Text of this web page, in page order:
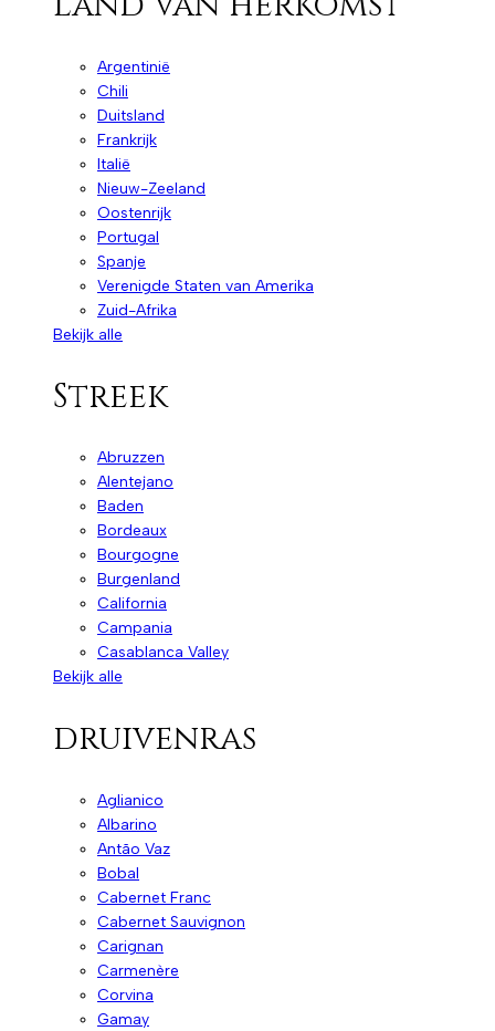
Argentinië
Chili
Duitsland
Frankrijk
Italië
Nieuw-Zeeland
Oostenrijk
Portugal
Spanje
Verenigde Staten van Amerika
Zuid-Afrika
Bekijk alle
Streek
Abruzzen
Alentejano
Baden
Bordeaux
Bourgogne
Burgenland
California
Campania
Casablanca Valley
Bekijk alle
druivenras
Aglianico
Albarino
Antão Vaz
Bobal
Cabernet Franc
Cabernet Sauvignon
Carignan
Carmenère
Corvina
Gamay